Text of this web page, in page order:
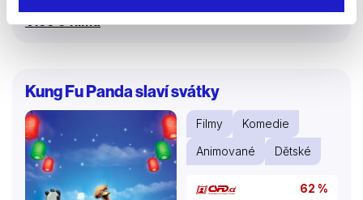
veřejně přiznat, že se s Lancem schází. Jednoho dne
se Lancemu přihodí podivná nehoda, která se na
Více o filmu
Kung Fu Panda slaví svátky
Filmy
Komedie
Animované
Dětské
62 %